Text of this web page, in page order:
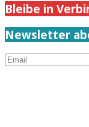
Bleibe in
Newsletter